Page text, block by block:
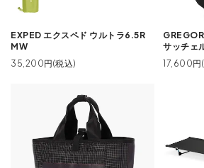
EXPED エクスペド ウルトラ6.5R
MW
35,200円(税込)
サッチェ
17,600円